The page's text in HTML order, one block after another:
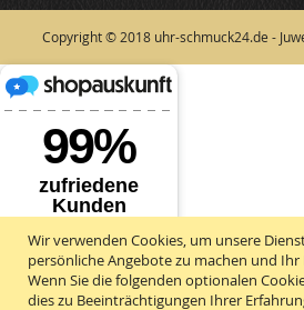
Copyright © 2018 uhr-schmuck24.de -
Wir verwenden Cookies, um unsere
persönliche Angebote zu machen und Ihr
Wenn Sie die folgenden optionalen
dies zu Beeinträchtigungen Ihrer